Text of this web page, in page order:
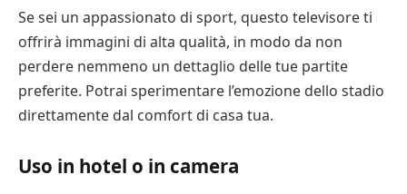
Se sei un appassionato di sport, questo televisore ti
offrirà immagini di alta qualità, in modo da non
perdere nemmeno un dettaglio delle tue partite
preferite. Potrai sperimentare l’emozione dello stadio
direttamente dal comfort di casa tua.
Uso in hotel o in camera